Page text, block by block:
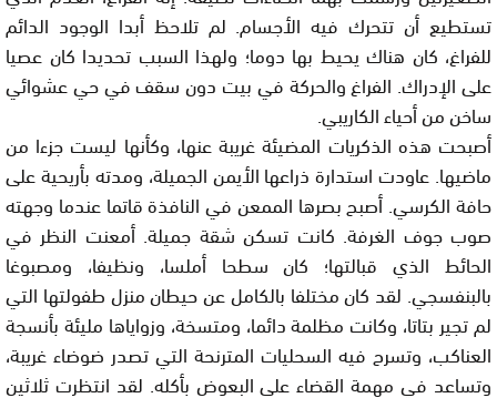
تستطيع أن تتحرك فيه الأجسام. لم تلاحظ أبدا الوجود الدائم
للفراغ، كان هناك يحيط بها دوما؛ ولهذا السبب تحديدا كان عصيا
على الإدراك. الفراغ والحركة في بيت دون سقف في حي عشوائي
ساخن من أحياء الكاريبي.
أصبحت هذه الذكريات المضيئة غريبة عنها، وكأنها ليست جزءا من
ماضيها. عاودت استدارة ذراعها الأيمن الجميلة، ومدته بأريحية على
حافة الكرسي. أصبح بصرها الممعن في النافذة قاتما عندما وجهته
صوب جوف الغرفة. كانت تسكن شقة جميلة. أمعنت النظر في
الحائط الذي قبالتها؛ كان سطحا أملسا، ونظيفا، ومصبوغا
بالبنفسجي. لقد كان مختلفا بالكامل عن حيطان منزل طفولتها التي
لم تجير بتاتا، وكانت مظلمة دائما، ومتسخة، وزواياها مليئة بأنسجة
العناكب، وتسرح فيه السحليات المترنحة التي تصدر ضوضاء غريبة،
وتساعد في مهمة القضاء على البعوض بأكله. لقد انتظرت ثلاثين